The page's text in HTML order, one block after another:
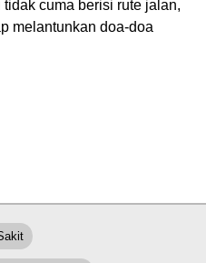
cuma berisi rute jalan,
melantunkan doa-doa